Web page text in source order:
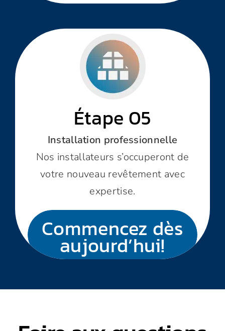
Étape 05
Installation professionnelle
Nos installateurs s’occuperont de
votre nouveau revêtement avec
expertise.
Commencez dès
aujourd’hui!